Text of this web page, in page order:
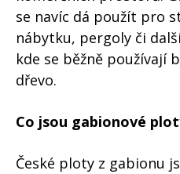
se navíc dá použít pro
nábytku, pergoly či
kde se běžně používají
dřevo.
Co jsou gabionové
České ploty z gabionu